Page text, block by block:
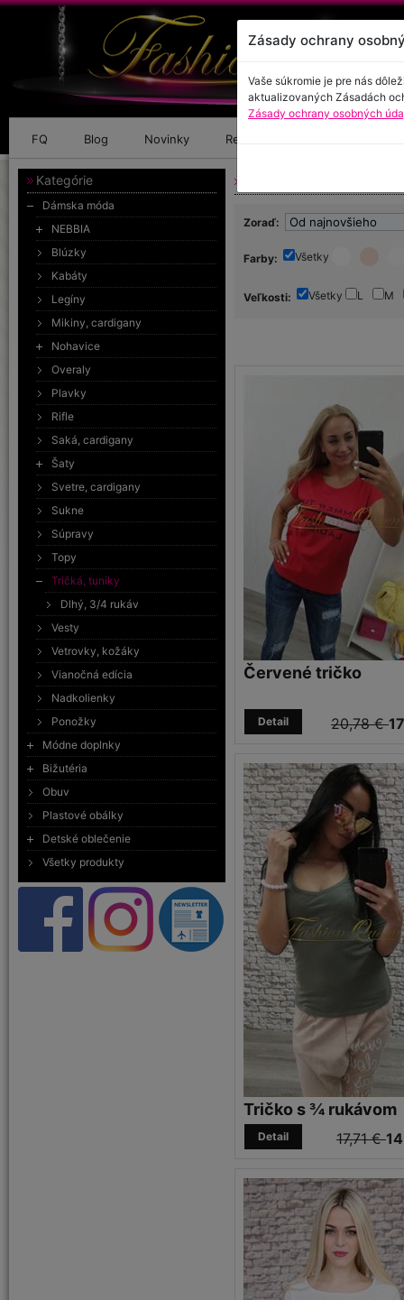
FQ Blog Novinky Referencie
Kategórie
Dámska móda
NEBBIA
Blúzky
Kabáty
Legíny
Mikiny, cardigany
Nohavice
Overaly
Plavky
Rifle
Saká, cardigany
Šaty
Svetre, cardigany
Sukne
Súpravy
Topy
Tričká, tuniky
Dlhý, 3/4 rukáv
Vesty
Vetrovky, kožáky
Vianočná edícia
Nadkolienky
Ponožky
Módne doplnky
Bižutéria
Obuv
Plastové obálky
Detské oblečenie
Všetky produkty
Zoraď:
Farby: Všetky
Veľkosti: Všetky L M
Červené tričko
20,78 €
Detail
Tričko s ¾ rukávom
17,71 €
Detail
Zásady ochrany
Vaše súkromie je pre nás
aktualizovaných Zásadách
Zásady ochrany osobných